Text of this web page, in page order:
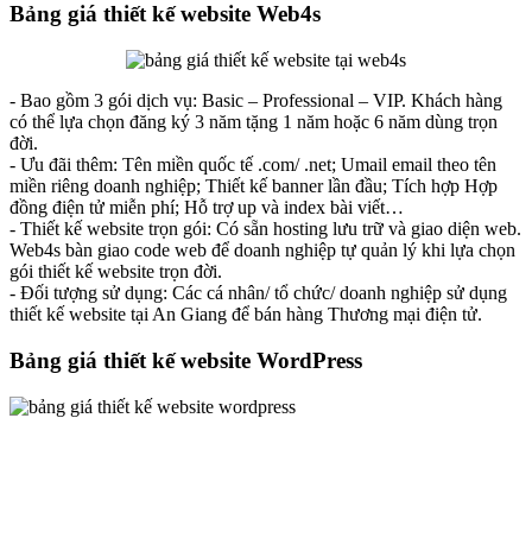
Bảng giá thiết kế website Web4s
- Bao gồm 3 gói dịch vụ: Basic – Professional – VIP. Khách hàng
có thể lựa chọn đăng ký 3 năm tặng 1 năm hoặc 6 năm dùng trọn
đời.
- Ưu đãi thêm: Tên miền quốc tế .com/ .net; Umail email theo tên
miền riêng doanh nghiệp; Thiết kế banner lần đầu; Tích hợp Hợp
đồng điện tử miễn phí; Hỗ trợ up và index bài viết…
- Thiết kế website trọn gói: Có sẵn hosting lưu trữ và giao diện web.
Web4s bàn giao code web để doanh nghiệp tự quản lý khi lựa chọn
gói thiết kế website trọn đời.
- Đối tượng sử dụng: Các cá nhân/ tổ chức/ doanh nghiệp sử dụng
thiết kế website tại An Giang để bán hàng Thương mại điện tử.
Bảng giá thiết kế website WordPress